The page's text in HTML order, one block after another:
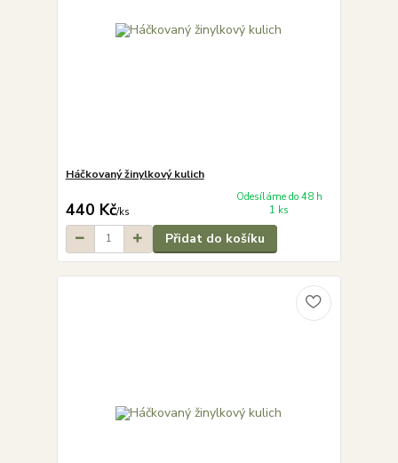
Háčkovaný žinylkový kulich
440 Kč/ks
Odesíláme do 48 h
1 ks
Přidat do košíku